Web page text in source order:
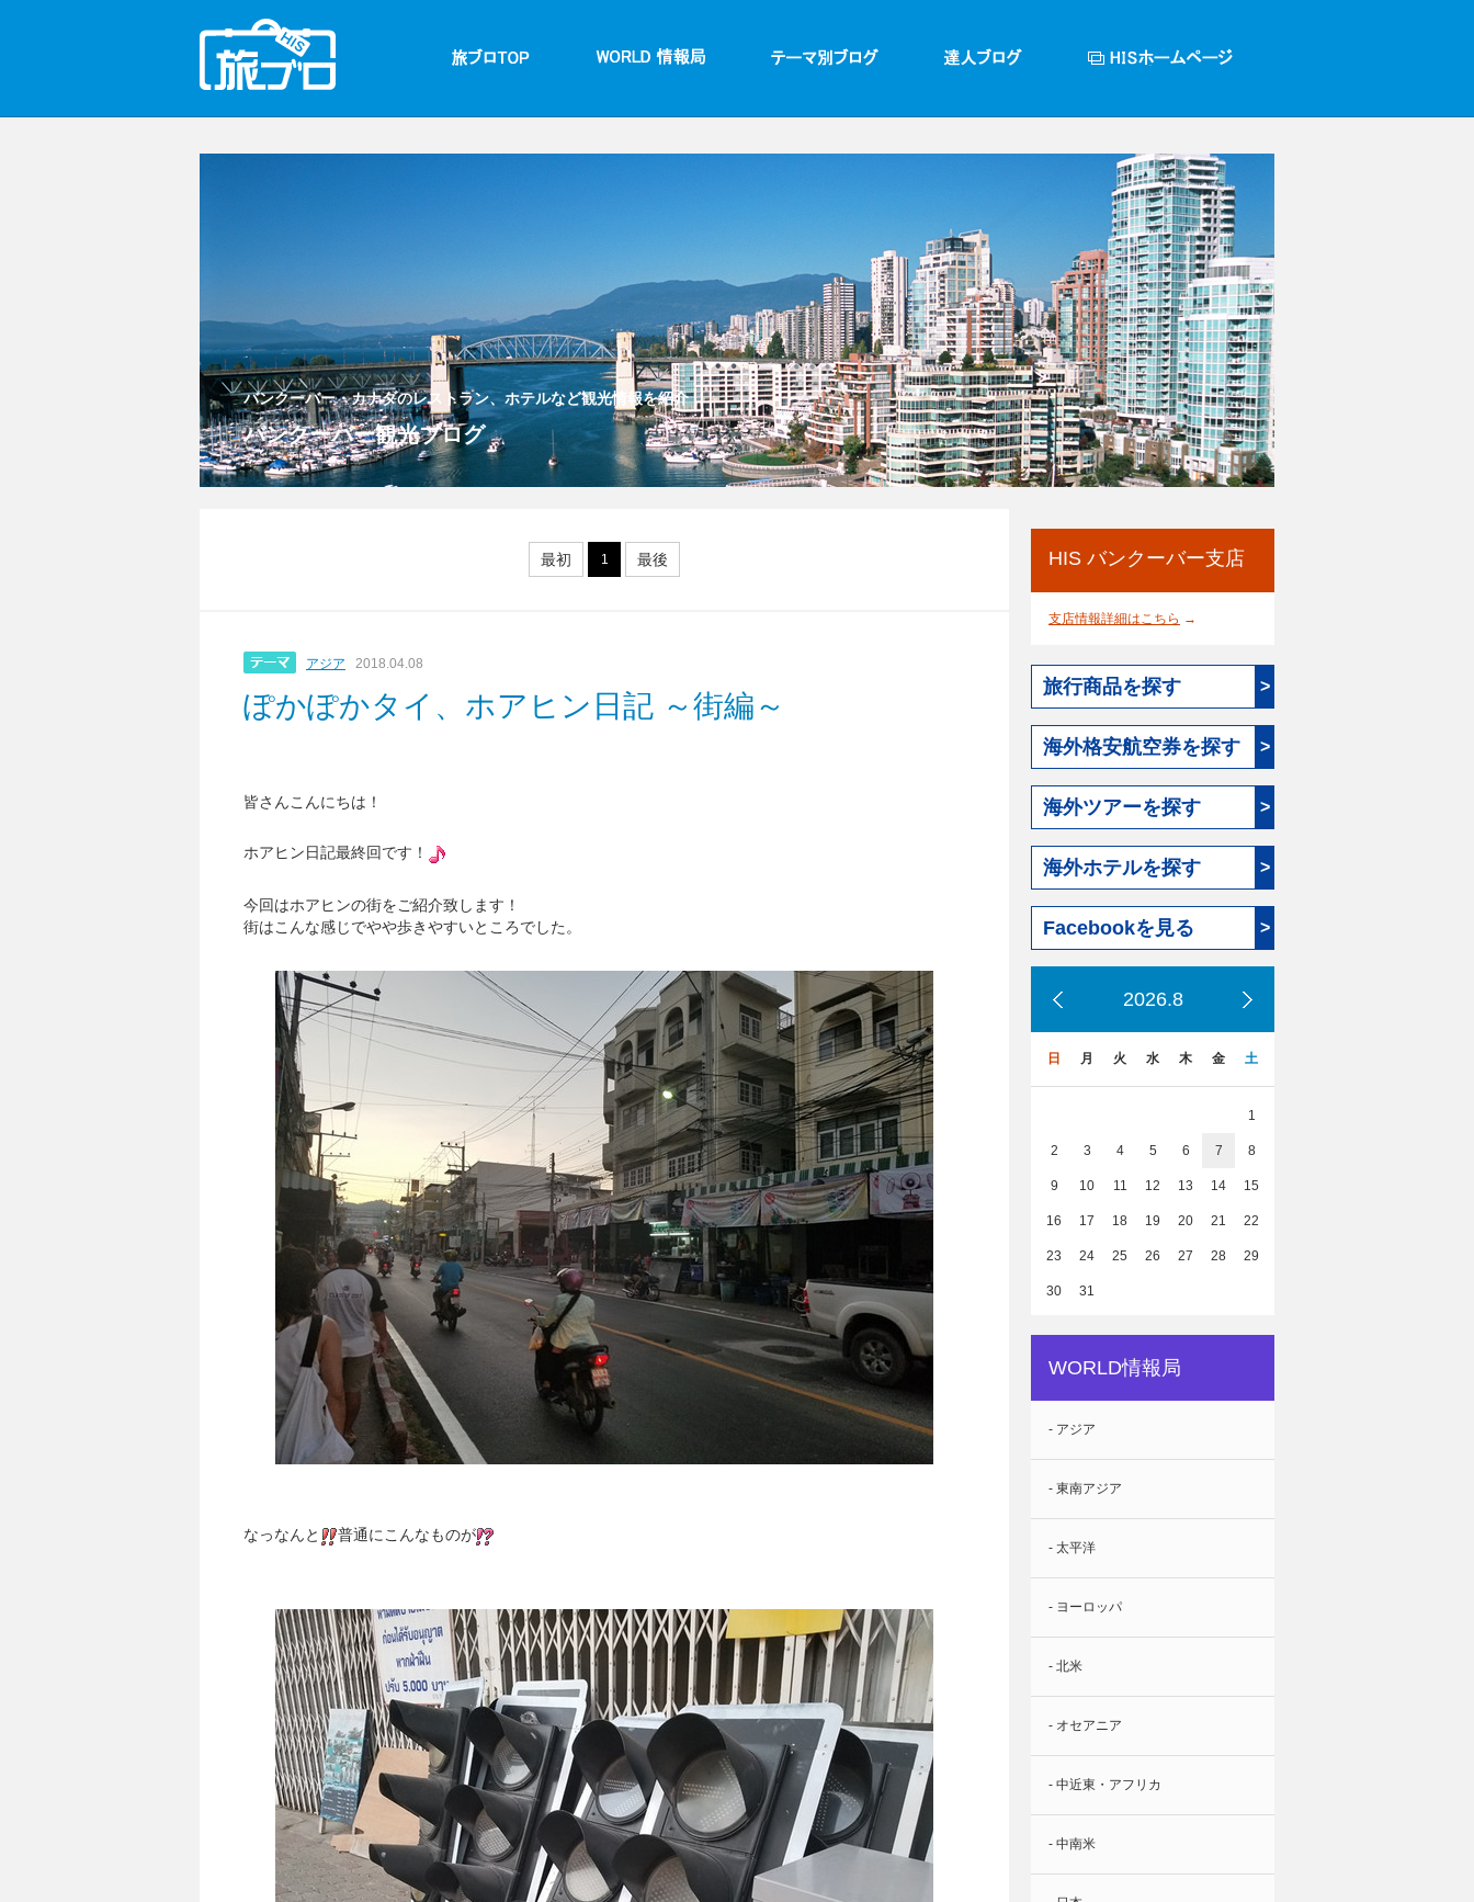
バンクーバー・カナダのレストラン、ホテルなど観光情報を紹介
バンクーバー観光ブログ
最初 1 最後
アジア 2018.04.08
ぽかぽかタイ、ホアヒン日記 ～街編～
皆さんこんにちは！
ホアヒン日記最終回です！
今回はホアヒンの街をご紹介致します！
街はこんな感じでやや歩きやすいところでした。
なっなんと 普通にこんなものが
HIS バンクーバー支店
支店情報詳細はこちら →
旅行商品を探す >
海外格安航空券を探す >
海外ツアーを探す >
海外ホテルを探す >
Facebookを見る >
2026.8
日 月 火 水 木 金 土
1
2 3 4 5 6 7 8
9 10 11 12 13 14 15
16 17 18 19 20 21 22
23 24 25 26 27 28 29
30 31
WORLD情報局
- アジア
- 東南アジア
- 太平洋
- ヨーロッパ
- 北米
- オセアニア
- 中近東・アフリカ
- 中南米